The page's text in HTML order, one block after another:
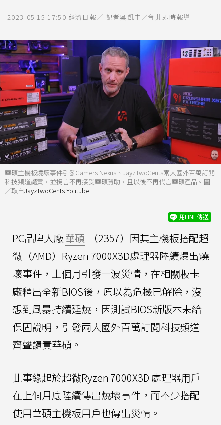
2023-05-15 17:50 經濟日報／ 記者吳凱中／台北即時報導
華碩主機板燒壞事件引發Gamers Nexus、JayzTwoCents兩大國外百萬訂閱
科技頻道譴責，並揚言不再接受華碩贊助，且以後不再代言華碩產品。圖
／取自JayzTwoCents Youtube
用LINE傳送
PC品牌大廠華碩
（2357）因其主機板搭配超
微（AMD）Ryzen 7000X3D處理器陸續爆出燒
壞事件，上個月引發一波災情，在相關板卡
廠釋出全新BIOS後，原以為危機已解除，沒
想到風暴持續延燒，因測試BIOS新版本未給
保固說明，引發兩大國外百萬訂閱科技頻道
齊聲譴責華碩。
此事緣起於超微Ryzen 7000X3D 處理器用戶
在上個月底陸續傳出燒壞事件，而不少搭配
使用華碩主機板用戶也傳出災情。